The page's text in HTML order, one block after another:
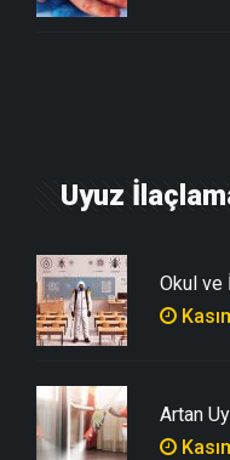
Uyuz
Okul ve
Artan